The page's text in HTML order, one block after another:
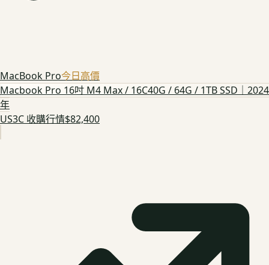
MacBook Pro今日高價
Macbook Pro 16吋 M4 Max / 16C40G / 64G / 1TB SSD｜2024
年
US3C 收購行情$82,400